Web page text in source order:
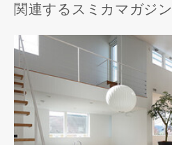
関連するスミカマガジン